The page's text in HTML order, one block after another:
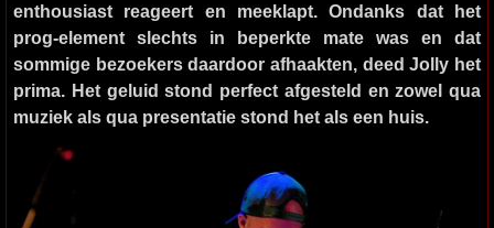
enthousiast reageert en meeklapt. Ondanks dat het
prog-element slechts in beperkte mate was en dat
sommige bezoekers daardoor afhaakten, deed Jolly het
prima. Het geluid stond perfect afgesteld en zowel qua
muziek als qua presentatie stond het als een huis.